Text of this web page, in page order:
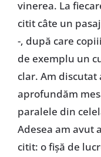
vinerea. La
citit câte un
-, după care
de exemplu un
clar. Am discutat
aprofundăm
paralele din
Adesea am avut
citit: o fişă de